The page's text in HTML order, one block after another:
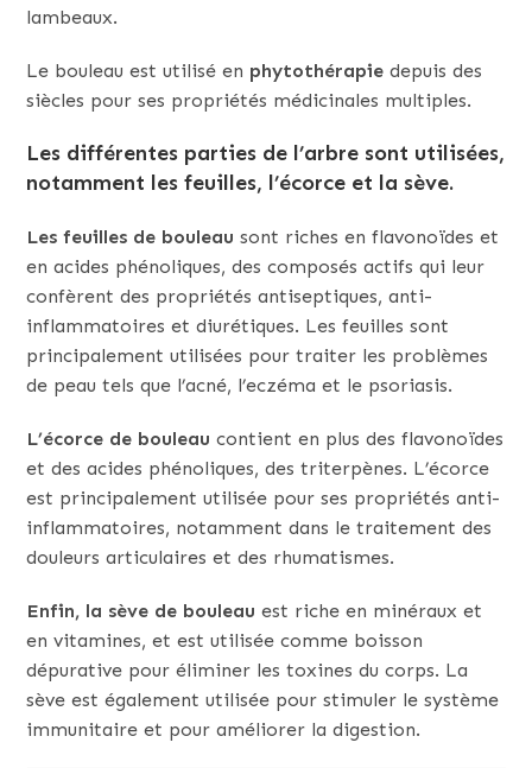
lambeaux.
Le bouleau est utilisé en phytothérapiedepuis des
siècles pour ses propriétés médicinales multiples.
Les différentes parties de l’arbre sont utilisées,
notamment les feuilles, l’écorce et la sève.
Les feuilles de bouleausont riches en flavonoïdes et
en acides phénoliques, des composés actifs qui leur
confèrent des propriétés antiseptiques, anti-
inflammatoires et diurétiques. Les feuilles sont
principalement utilisées pour traiter les problèmes
de peau tels que l’acné, l’eczéma et le psoriasis.
L’écorce de bouleau contient en plus des flavonoïdes
et des acides phénoliques, des triterpènes. L’écorce
est principalement utilisée pour ses propriétés anti-
inflammatoires, notamment dans le traitement des
douleurs articulaires et des rhumatismes.
Enfin, la sève de bouleau est riche en minéraux et
en vitamines, et est utilisée comme boisson
dépurative pour éliminer les toxines du corps. La
sève est également utilisée pour stimuler le système
immunitaire et pour améliorer la digestion.